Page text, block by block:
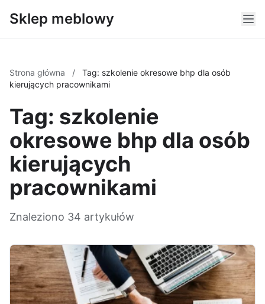
Sklep meblowy
Strona główna /
Tag: szkolenie okresowe bhp dla osób
kierujących pracownikami
Tag: szkolenie
okresowe bhp dla osób
kierujących
pracownikami
Znaleziono 34 artykułów